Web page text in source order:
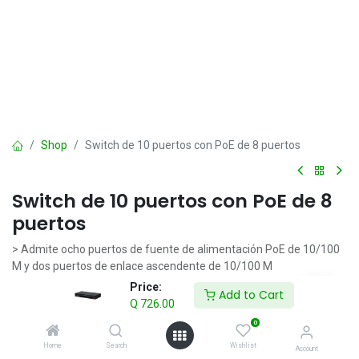
Price:
Q 726.00
Add to Cart
Home Search
0
Wishlist Account
Shop Switch de 10 puertos con PoE de 8 puertos
Switch de 10 puertos con PoE de 8
puertos
> Admite ocho puertos de fuente de alimentación PoE de 10/100
M y dos puertos de enlace ascendente de 10/100 M
> Compatibilidad con los estándares 802.3af y 802.3at
> Temperatura de funcionamiento: -10°C a +55°C
> Admite transmisión PoE de larga distancia de 250 m
> Admite perro guardián PoE